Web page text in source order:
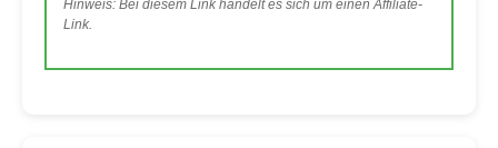
Hinweis: Bei diesem Link handelt es sich um einen Affiliate-
Link.